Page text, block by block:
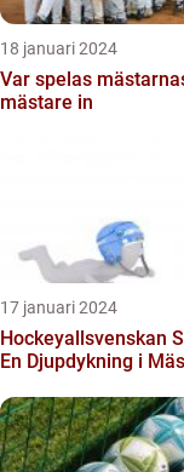
18 januari 2024
Var spelas
mästare in
17 januari 2024
Hockeyallsvenskan
En Djupdykning i